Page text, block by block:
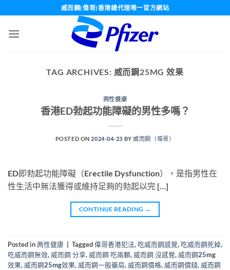
content
威而鋼(偉哥)香港總代理唯一官方網站
TAG ARCHIVES: 威而鋼25MG 效果
两性健康
香港ED勃起功能障礙的男性多嗎？
POSTED ON2024-04-23 BY 威而鋼（偉哥）
ED即勃起功能障礙（Erectile Dysfunction），是指男性在
性生活中無法獲得或維持足夠的勃起以完 […]
CONTINUE READING →
Posted in两性健康 Tagged偉哥香港犯法, 吃威而鋼感覺, 吃威而鋼死掉,
吃威而鋼無效, 威而鋼 分享, 威而鋼 吃兩顆, 威而鋼 沒感覺, 威而鋼25mg
效果, 威而鋼25mg效果, 威而鋼一般藥局, 威而鋼價格, 威而鋼價錢, 威而鋼